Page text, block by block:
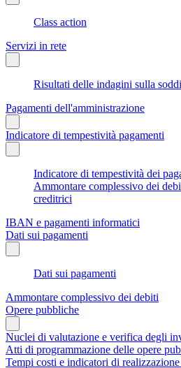
Class action
Servizi in rete
Risultati delle indagini sulla
Pagamenti dell'amministrazione
Indicatore di tempestività pagamenti
Indicatore di tempestività dei
Ammontare complessivo dei
creditrici
IBAN e pagamenti informatici
Dati sui pagamenti
Dati sui pagamenti
Ammontare complessivo dei debiti
Opere pubbliche
Nuclei di valutazione e verifica degli
Atti di programmazione delle opere
Tempi costi e indicatori di